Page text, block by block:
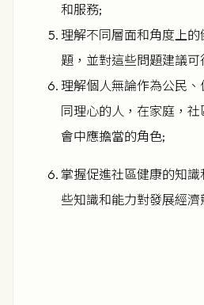
和服務;
理解不同層面和角度上
題，並對這些問題建議可
理解個人無論作為公民
同理心的人，在家庭，
會中應擔當的角色;
掌握促進社區健康的知
些知識和能力對發展經濟